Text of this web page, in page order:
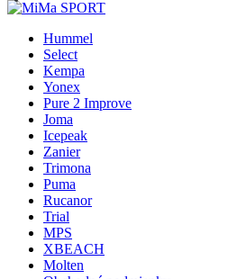
Hummel
Select
Kempa
Yonex
Pure 2 Improve
Joma
Icepeak
Zanier
Trimona
Puma
Rucanor
Trial
MPS
XBEACH
Molten